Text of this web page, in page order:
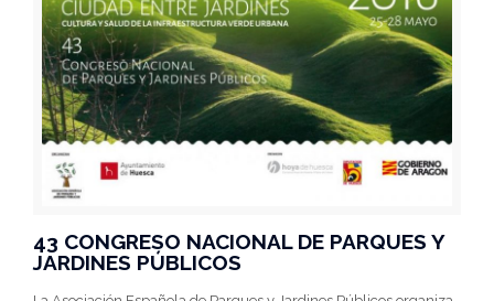
43 CONGRESO NACIONAL DE PARQUES Y
JARDINES PÚBLICOS